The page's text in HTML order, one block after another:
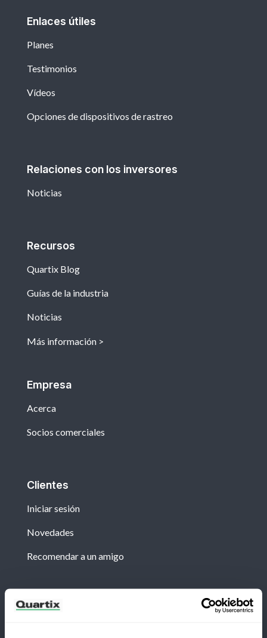
Enlaces útiles
Planes
Testimonios
Vídeos
Opciones de dispositivos de rastreo
Relaciones con los inversores
Noticias
Recursos
Quartix Blog
Guías de la industria
Noticias
Más información
Empresa
Acerca
Socios comerciales
Clientes
Iniciar sesión
Novedades
Recomendar a un amigo
Boletín